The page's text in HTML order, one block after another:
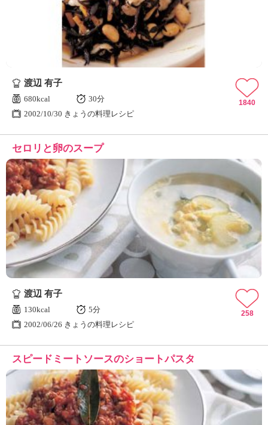
渡辺 有子
680kcal
30分
2002/10/30 きょうの料理レシピ
1840
セロリと卵のスープ
渡辺 有子
130kcal
5分
2002/06/26 きょうの料理レシピ
258
スピードミートソースのショートパスタ